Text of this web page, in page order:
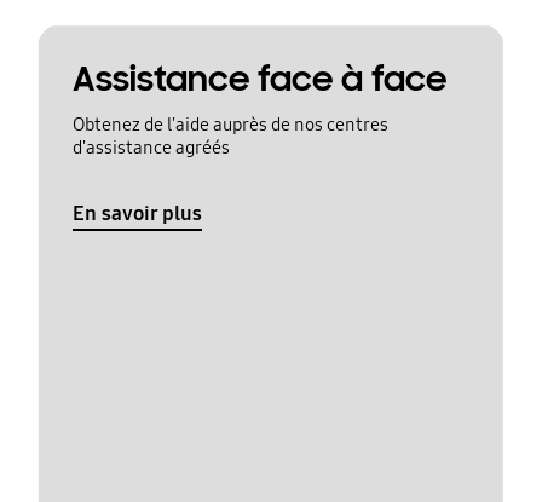
Assistance face à face
Obtenez de l'aide auprès de nos centres
d'assistance agréés
En savoir plus